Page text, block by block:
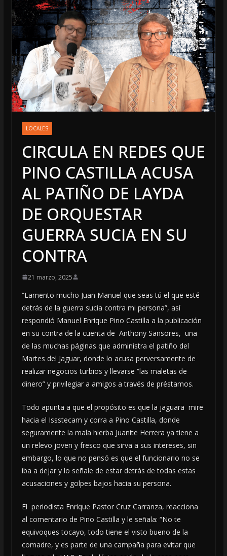
LOCALES
CIRCULA EN REDES QUE
PINO CASTILLA ACUSA
AL PATIÑO DE LAYDA
DE ORQUESTAR
GUERRA SUCIA EN SU
CONTRA
21 marzo, 2025
“Lamento mucho Juan Manuel que seas tú el que esté
detrás de la guerra sucia contra mi persona”, así
respondió Manuel Enrique Pino Castilla a la publicación
en su contra de la cuenta de Anthony Sansores, una
de las muchas páginas que administra el patiño del
Martes del Jaguar, donde lo acusa perversamente de
realizar negocios turbios y llevarse “las maletas de
dinero” y privilegiar a amigos a través de préstamos.
Todo apunta a que el propósito es que la jaguara mire
hacia el Issstecam y corra a Pino Castilla, donde
seguramente la mala hierba Juanite Herrera ya tiene a
un relevo joven y fresco que sirva a sus intereses, sin
embargo, lo que no pensó es que el funcionario no se
iba a dejar y lo señale de estar detrás de todas estas
acusaciones y golpes bajos hacia su persona.
El periodista Enrique Pastor Cruz Carranza, reacciona
al comentario de Pino Castilla y le señala: “No te
equivoques tocayo, todo tiene el visto bueno de la
comadre, y es parte de una campaña para evitar que